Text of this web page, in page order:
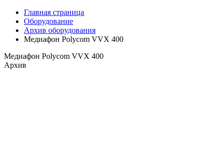
Главная страница
Оборудование
Архив оборудования
Медиафон Polycom VVX 400
Медиафон Polycom VVX 400
Архив